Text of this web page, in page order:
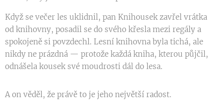
Když se večer les uklidnil, pan Knihousek zavřel vrátka
od knihovny, posadil se do svého křesla mezi regály a
spokojeně si povzdechl. Lesní knihovna byla tichá, ale
nikdy ne prázdná — protože každá kniha, kterou půjčil,
odnášela kousek své moudrosti dál do lesa.
A on věděl, že právě to je jeho největší radost.